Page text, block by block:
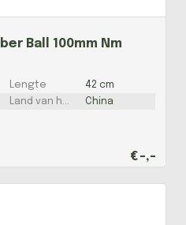
Ball 100mm Nm
Lengte
42 cm
Land van herkomst
China
€-,-